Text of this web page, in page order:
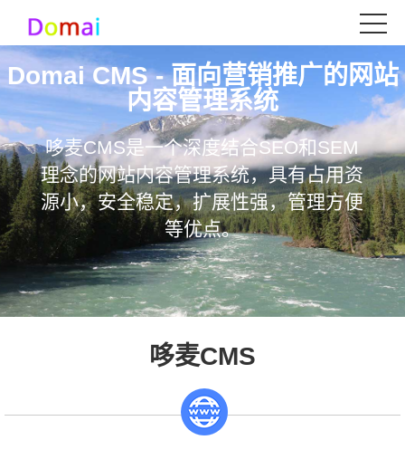
Domai CMS - 面向营销推广的网站
内容管理系统
哆麦CMS是一个深度结合SEO和SEM
理念的网站内容管理系统，具有占用资
源小，安全稳定，扩展性强，管理方便
等优点。
哆麦CMS